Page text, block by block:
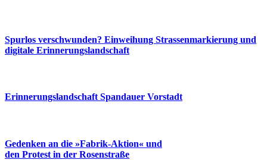
Spurlos verschwunden? Einweihung Strassenmarkierung und
digitale Erinnerungslandschaft
Erinnerungslandschaft Spandauer Vorstadt
Gedenken an die »Fabrik-Aktion« und
den Protest in der Rosenstraße